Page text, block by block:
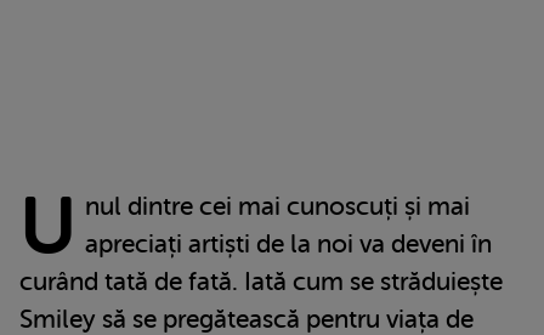
U nul dintre cei mai cunoscuți și mai
apreciați artiști de la noi va deveni în
curând tată de fată. Iată cum se străduiește
Smiley să se pregătească pentru viața de